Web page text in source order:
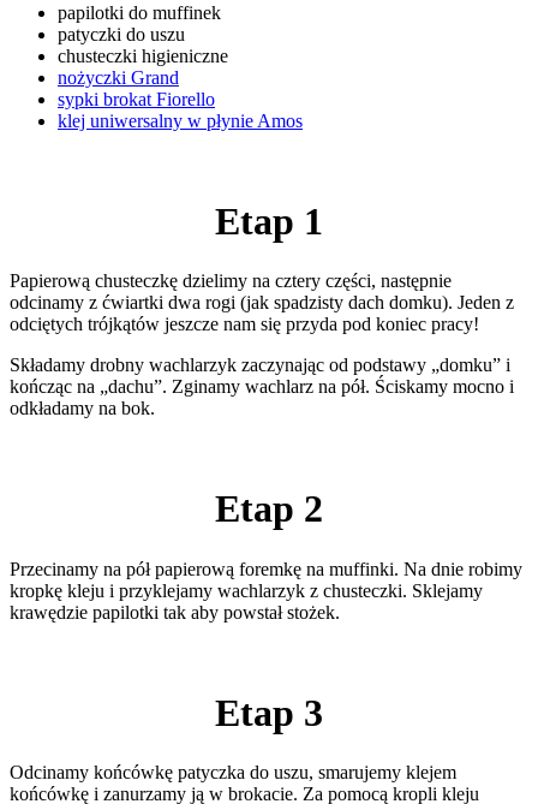
papilotki do muffinek
patyczki do uszu
chusteczki higieniczne
nożyczki Grand
sypki brokat Fiorello
klej uniwersalny w płynie Amos
Etap 1
Papierową chusteczkę dzielimy na cztery części, następnie
odcinamy z ćwiartki dwa rogi (jak spadzisty dach domku). Jeden z
odciętych trójkątów jeszcze nam się przyda pod koniec pracy!
Składamy drobny wachlarzyk zaczynając od podstawy „domku” i
kończąc na „dachu”. Zginamy wachlarz na pół. Ściskamy mocno i
odkładamy na bok.
Etap 2
Przecinamy na pół papierową foremkę na muffinki. Na dnie robimy
kropkę kleju i przyklejamy wachlarzyk z chusteczki. Sklejamy
krawędzie papilotki tak aby powstał stożek.
Etap 3
Odcinamy końcówkę patyczka do uszu, smarujemy klejem
końcówkę i zanurzamy ją w brokacie. Za pomocą kropli kleju